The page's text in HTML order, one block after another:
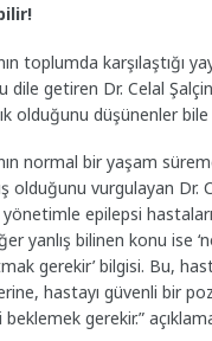
toplumda karşılaştığı
dile getiren Dr. Celal
olduğunu düşünenler bile
normal bir yaşam
olduğunu vurgulayan Dr.
epilepsi
yanlış bilinen konu ise
gerekir’ bilgisi. Bu,
hastayı güvenli bir
gerekir.”